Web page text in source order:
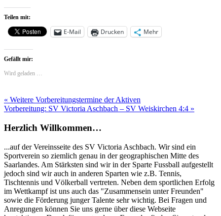
Teilen mit:
E-Mail Drucken Mehr
Gefällt mir:
Wird geladen …
Beitragsnavigation
« Weitere Vorbereitungstermine der Aktiven
Vorbereitung: SV Victoria Aschbach – SV Weiskirchen 4:4 »
Herzlich Willkommen…
...auf der Vereinsseite des SV Victoria Aschbach. Wir sind ein
Sportverein so ziemlich genau in der geographischen Mitte des
Saarlandes. Am Stärksten sind wir in der Sparte Fussball aufgestellt
jedoch sind wir auch in anderen Sparten wie z.B. Tennis,
Tischtennis und Völkerball vertreten. Neben dem sportlichen Erfolg
im Wettkampf ist uns auch das "Zusammensein unter Freunden"
sowie die Förderung junger Talente sehr wichtig. Bei Fragen und
Anregungen können Sie uns gerne über diese Webseite